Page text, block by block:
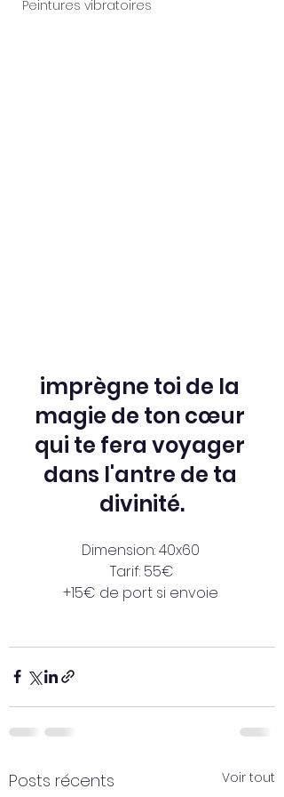
Peintures vibratoires
imprègne toi de la
magie de ton cœur
qui te fera voyager
dans l'antre de ta
divinité.
Dimension: 40x60
Tarif: 55€
+15€ de port si envoie
Posts récents Voir tout